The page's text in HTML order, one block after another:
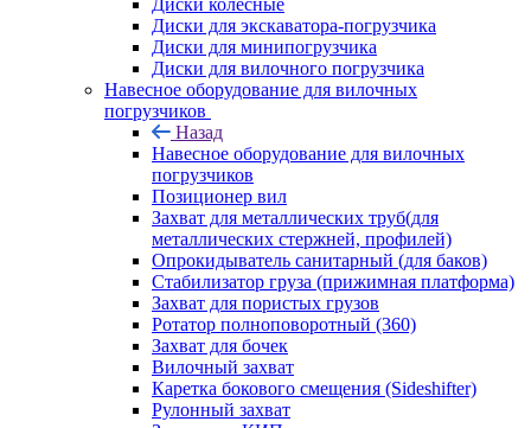
Диски колесные
Диски для экскаватора-погрузчика
Диски для минипогрузчика
Диски для вилочного погрузчика
Навесное оборудование для вилочных
погрузчиков
Назад
Навесное оборудование для вилочных
погрузчиков
Позиционер вил
Захват для металлических труб(для
металлических стержней, профилей)
Опрокидыватель санитарный (для баков)
Стабилизатор груза (прижимная платформа)
Захват для пористых грузов
Ротатор полноповоротный (360)
Захват для бочек
Вилочный захват
Каретка бокового смещения (Sideshifter)
Рулонный захват